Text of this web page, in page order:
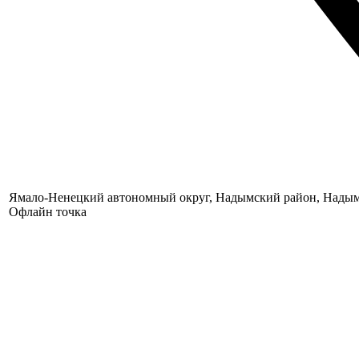
Ямало-Ненецкий автономный округ, Надымский район,
Офлайн точка